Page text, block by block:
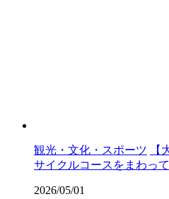
観光・文化・スポーツ
【
サイクルコースをまわって
2026/05/01